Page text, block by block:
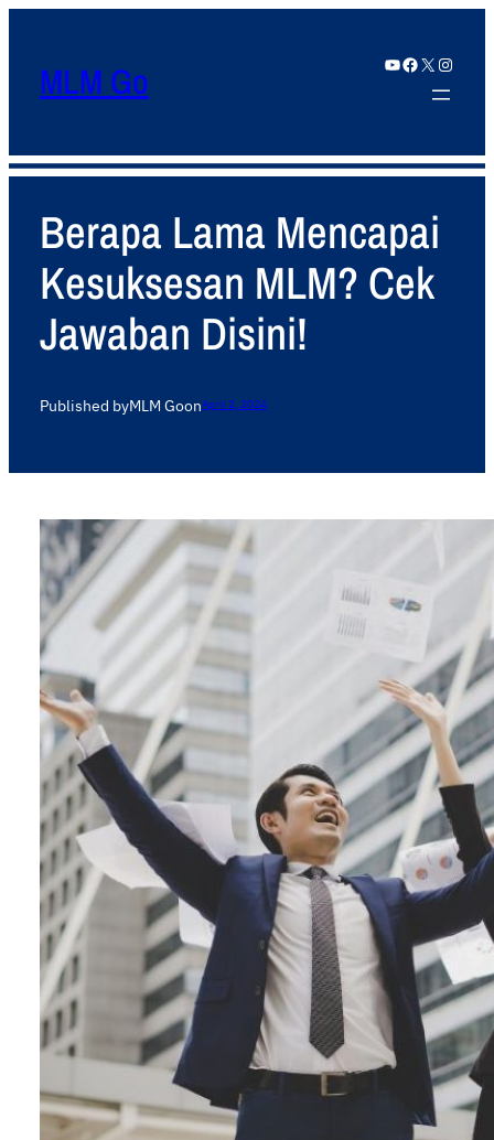
MLM Go YouTube Facebook X Instagram
Berapa Lama Mencapai
Kesuksesan MLM? Cek
Jawaban Disini!
Published byMLM GoonApril 2, 2024